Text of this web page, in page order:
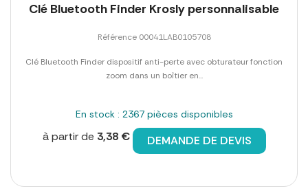
Clé Bluetooth Finder Krosly personnalisable
Référence 00041LAB0105708
Clé Bluetooth Finder dispositif anti-perte avec obturateur fonction
zoom dans un boîtier en...
En stock : 2367 pièces disponibles
à partir de 3,38 € DEMANDE DE DEVIS